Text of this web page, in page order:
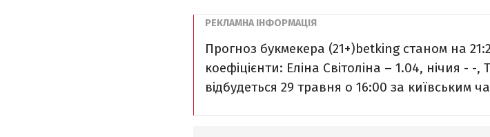
Прогноз букмекера (21+)betking станом на
коефіцієнти: Еліна Світоліна – 1.04, нічия -
відбудеться 29 травня o 16:00 за київським